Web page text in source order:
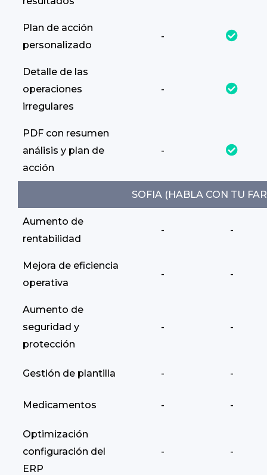
Plan de acción
personalizado
-
Detalle de las
operaciones
irregulares
-
PDF con resumen
análisis y plan de
acción
-
SOFIA (HABLA CON TU
Aumento de
rentabilidad
- -
Mejora de eficiencia
operativa
- -
Aumento de
seguridad y
protección
- -
Gestión de plantilla - -
Medicamentos - -
Optimización
configuración del
ERP
- -